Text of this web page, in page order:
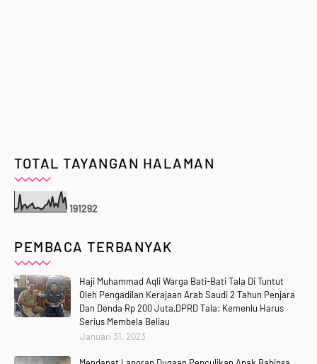
TOTAL TAYANGAN HALAMAN
191292
PEMBACA TERBANYAK
Haji Muhammad Aqli Warga Bati-Bati Tala Di Tuntut
Oleh Pengadilan Kerajaan Arab Saudi 2 Tahun Penjara
Dan Denda Rp 200 Juta,DPRD Tala: Kemenlu Harus
Serius Membela Beliau
Januari 31, 2023